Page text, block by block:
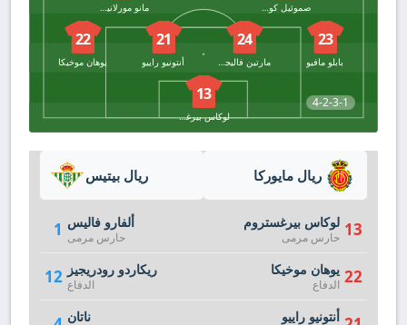
4-2-3-1
صموئيل كوستا مانو مورلانيس
23
بابلو مافيو
24
مارتين فاليجينت
21
أنتونيو راييو
22
يوهان موخيكا
13
لوكاس بيرغستروم
ريال بيتيس
1 ألفارو فاليس
حارس مرمى
12 ريكاردو رودريجيز
الدفاع
ناتان
ريال مايوركا
13 لوكاس بيرغستروم
حارس مرمى
22 يوهان موخيكا
الدفاع
أنتونيو راييو